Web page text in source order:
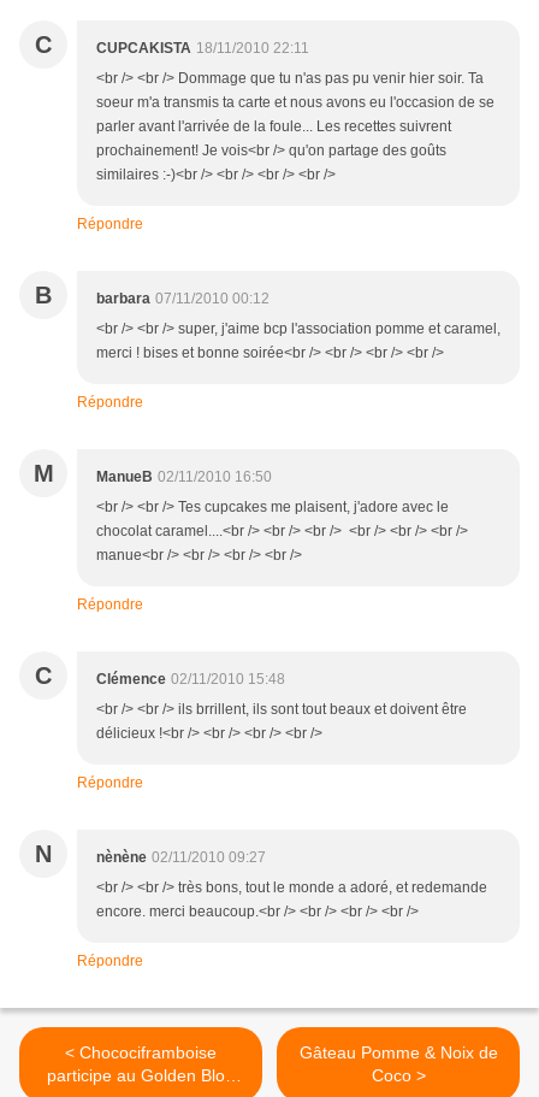
C CUPCAKISTA 18/11/2010 22:11
<br /> <br /> Dommage que tu n'as pas pu venir hier soir. Ta
soeur m'a transmis ta carte et nous avons eu l'occasion de se
parler avant l'arrivée de la foule... Les recettes suivrent
prochainement! Je vois<br /> qu'on partage des goûts
similaires :-)<br /> <br /> <br /> <br />
Répondre
B barbara 07/11/2010 00:12
<br /> <br /> super, j'aime bcp l'association pomme et caramel,
merci ! bises et bonne soirée<br /> <br /> <br /> <br />
Répondre
M ManueB 02/11/2010 16:50
<br /> <br /> Tes cupcakes me plaisent, j'adore avec le
chocolat caramel....<br /> <br /> <br /> <br /> <br /> <br />
manue<br /> <br /> <br /> <br />
Répondre
C Clémence 02/11/2010 15:48
<br /> <br /> ils brrillent, ils sont tout beaux et doivent être
délicieux !<br /> <br /> <br /> <br />
Répondre
N nènène 02/11/2010 09:27
<br /> <br /> très bons, tout le monde a adoré, et redemande
encore. merci beaucoup.<br /> <br /> <br /> <br />
Répondre
< Chocociframboise
participe au Golden Blog
Gâteau Pomme & Noix de
Coco >